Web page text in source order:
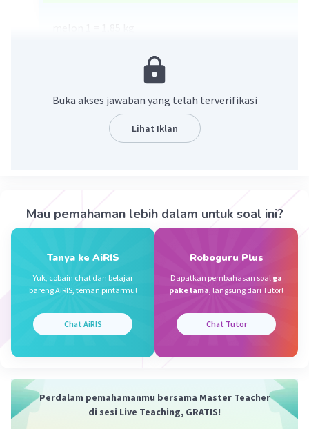
berat kedua melon = melon 1 + melon 2 = 1,85 +
Community
30 September 2023 10:46
cukup menjumlahkan berat masing-masing
melon. Dalam hal ini:
Berat melon pertama = 1,85 kg Berat melon
Untuk mengetahui berat kedua melon tersebut,
kita tinggal menjumlahkan:
Berat kedua melon = Berat melon pertama +
Buka akses jawaban yang telah terverifikasi
Lihat Iklan
Mau pemahaman lebih dalam untuk soal ini?
Tanya ke AiRIS
Yuk, cobain chat dan belajar
bareng AiRIS, teman pintarmu!
Chat AiRIS
Roboguru Plus
Dapatkan pembahasan soal ga
pake lama, langsung dari Tutor!
Chat Tutor
Perdalam pemahamanmu bersama Master Teacher
di sesi Live Teaching, GRATIS!